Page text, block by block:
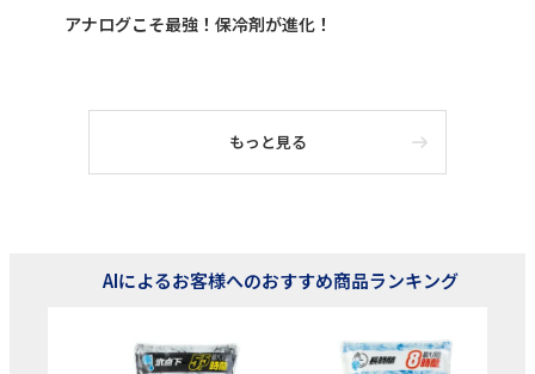
アナログこそ最強！保冷剤が進化！
もっと見る
AIによるお客様へのおすすめ商品ランキング